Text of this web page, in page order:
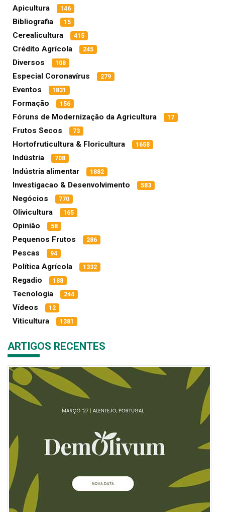
Apicultura 146
Bibliografia 15
Cerealicultura 415
Crédito Agrícola 245
Diversos 108
Especial Coronavírus 279
Eventos 1831
Formação 156
Fóruns de Modernização da Agricultura 17
Frutos Secos 73
Hortofruticultura & Floricultura 1658
Indústria 708
Indústria alimentar 1882
Investigacao & Desenvolvimento 583
Negócios 770
Olivicultura 165
Opinião 58
Pequenos Frutos 286
Pescas 94
Política Agrícola 1332
Regadio 188
Tecnologia 244
Vídeos 12
Viticultura 1381
ARTIGOS RECENTES